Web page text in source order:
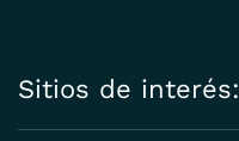
Sitios de interés: